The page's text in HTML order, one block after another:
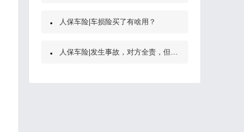
人保车险|车损险买了有啥用？
人保车险|发生事故，对方全责，但是他没买保险怎么办？